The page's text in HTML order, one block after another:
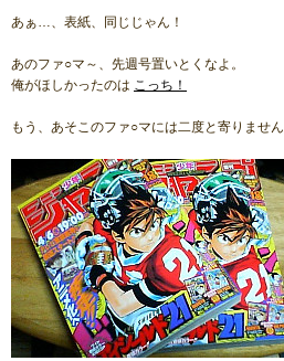
あぁ…、表紙、同じじゃん！
あのファ○マ～、先週号置いとくなよ。
俺がほしかったのは こっち！
もう、あそこのファ○マには二度と寄りません